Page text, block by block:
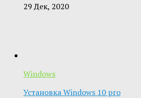
29 Дек, 2020
Windows
Установка Windows 10 pro